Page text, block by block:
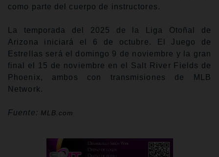
como parte del cuerpo de instructores.
La temporada del 2025 de la Liga Otoñal de
Arizona iniciará el 6 de octubre. El Juego de
Estrellas será el domingo 9 de noviembre y la gran
final el 15 de noviembre en el Salt River Fields de
Phoenix, ambos con transmisiones de MLB
Network.
Fuente: MLB.com